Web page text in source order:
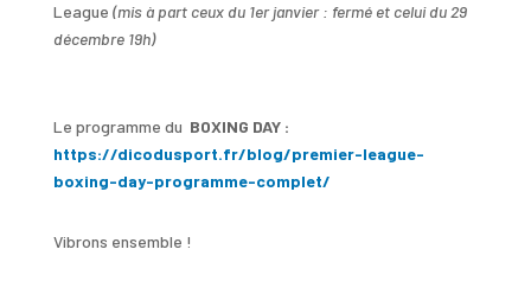
League (mis à part ceux du 1er janvier : fermé et celui du 29
décembre 19h)
Le programme du BOXING DAY :
https://dicodusport.fr/blog/premier-league-
boxing-day-programme-complet/
Vibrons ensemble !